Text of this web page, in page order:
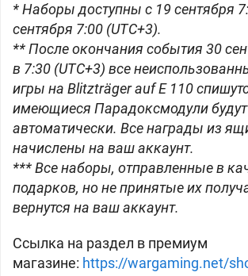
* Наборы доступны с 19 сентября
сентября 7:00 (UTC+3).
** После окончания события 30
в 7:30 (UTC+3) все
игры на Blitzträger auf E 110
имеющиеся Парадоксмодули
автоматически. Все награды из
начислены на ваш аккаунт.
*** Все наборы, отправленные в
подарков, но не принятые их
вернутся на ваш аккаунт.
Ссылка на раздел в премиум
магазине: https://wargaming.net/